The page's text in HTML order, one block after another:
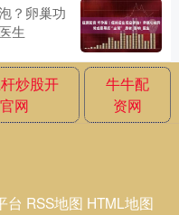
？卵巢功
生
炒股开
网
牛牛配
资网
台 RSS地图 HTML地图